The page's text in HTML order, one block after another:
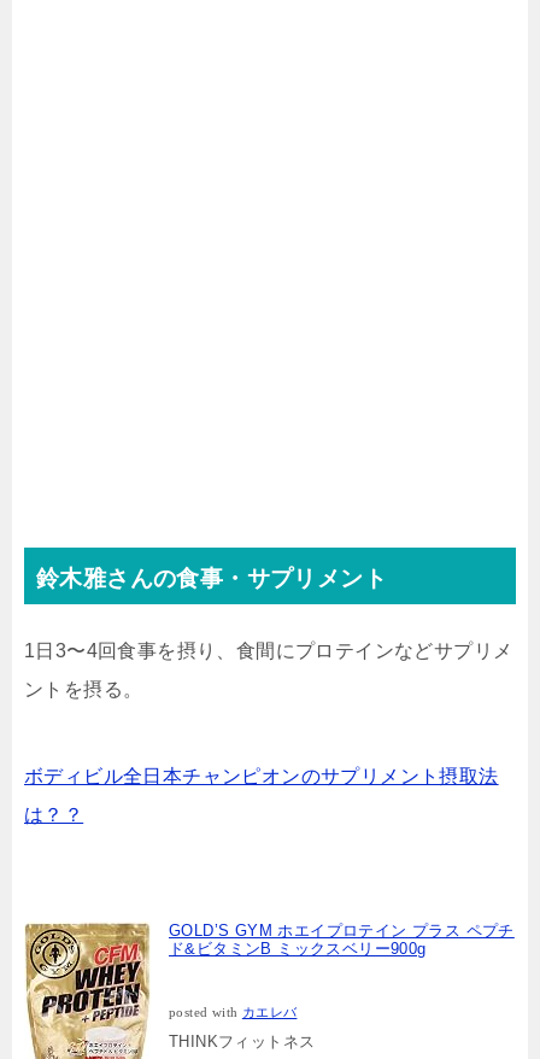
鈴木雅さんの食事・サプリメント
1日3〜4回食事を摂り、食間にプロテインなどサプリメ
ントを摂る。
ボディビル全日本チャンピオンのサプリメント摂取法
は？？
GOLD’S GYM ホエイプロテイン プラス ペプチ
ド&ビタミンB ミックスベリー900g
posted with カエレバ
THINKフィットネス